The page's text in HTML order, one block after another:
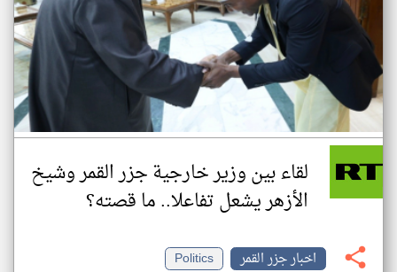
لقاء بين وزير خارجية جزر القمر وشيخ
الأزهر يشعل تفاعلا.. ما قصته؟
اخبار جزر القمر
Politics